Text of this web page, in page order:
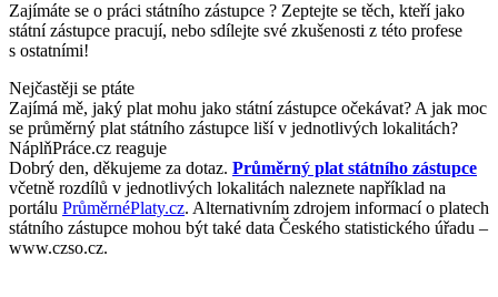
Zajímáte se o práci státního zástupce ? Zeptejte se těch, kteří jako
státní zástupce pracují, nebo sdílejte své zkušenosti z této profese
s ostatními!
Nejčastěji se ptáte
Zajímá mě, jaký plat mohu jako státní zástupce očekávat? A jak moc
se průměrný plat státního zástupce liší v jednotlivých lokalitách?
NáplňPráce.cz reaguje
Dobrý den, děkujeme za dotaz. Průměrný plat státního zástupce
včetně rozdílů v jednotlivých lokalitách naleznete například na
portálu PrůměrnéPlaty.cz. Alternativním zdrojem informací o platech
státního zástupce mohou být také data Českého statistického úřadu –
www.czso.cz.